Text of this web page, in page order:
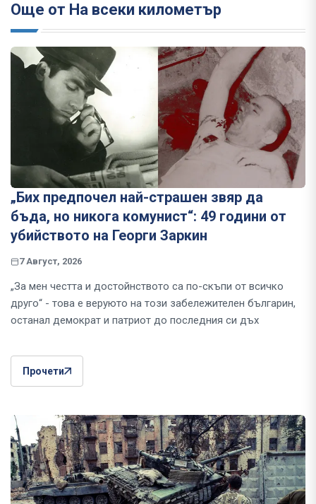
Още от На всеки километър
„Бих предпочел най-страшен звяр да
бъда, но никога комунист“: 49 години от
убийството на Георги Заркин
7 Август, 2026
„За мен честта и достойнството са по-скъпи от всичко
друго“ - това е веруюто на този забележителен българин,
останал демократ и патриот до последния си дъх
Прочети